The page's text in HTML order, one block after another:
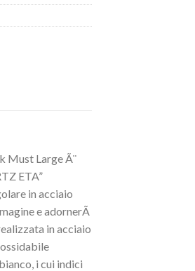
Must Large Ã¨
ETA”
in acciaio
e adornerÃ
in acciaio
i cui indici